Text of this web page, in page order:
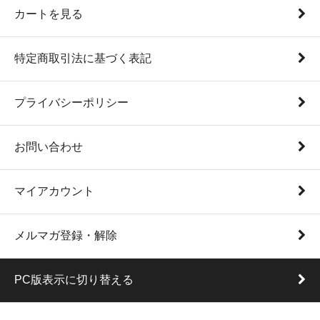
カートを見る
特定商取引法に基づく表記
プライバシーポリシー
お問い合わせ
マイアカウント
メルマガ登録・解除
PC版表示に切り替える